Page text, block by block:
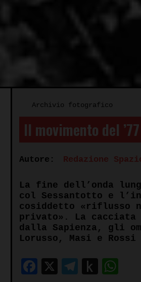
Archivio fotografico
Il movimento del ’77
Autore: Redazione
La fine dell’onda
col Sessantotto e
cosiddetto «riflusso
privato». La cacciata
dalla Sapienza, gli
Lorusso, Masi e Rossi
Facebook
X
Push